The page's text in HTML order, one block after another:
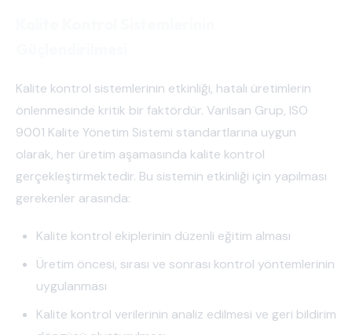
Kalite kontrol sistemlerinin etkinliği, hatalı üretimlerin
önlenmesinde kritik bir faktördür. Varilsan Grup, ISO
9001 Kalite Yönetim Sistemi standartlarına uygun
olarak, her üretim aşamasında kalite kontrol
gerçekleştirmektedir. Bu sistemin etkinliği için yapılması
gerekenler arasında:
Kalite kontrol ekiplerinin düzenli eğitim alması
Üretim öncesi, sırası ve sonrası kontrol yöntemlerinin
uygulanması
Kalite kontrol verilerinin analiz edilmesi ve geri bildirim